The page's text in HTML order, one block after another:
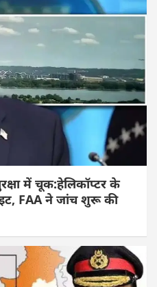
में चूक:हेलिकॉप्टर के
FAA ने जांच शुरू की